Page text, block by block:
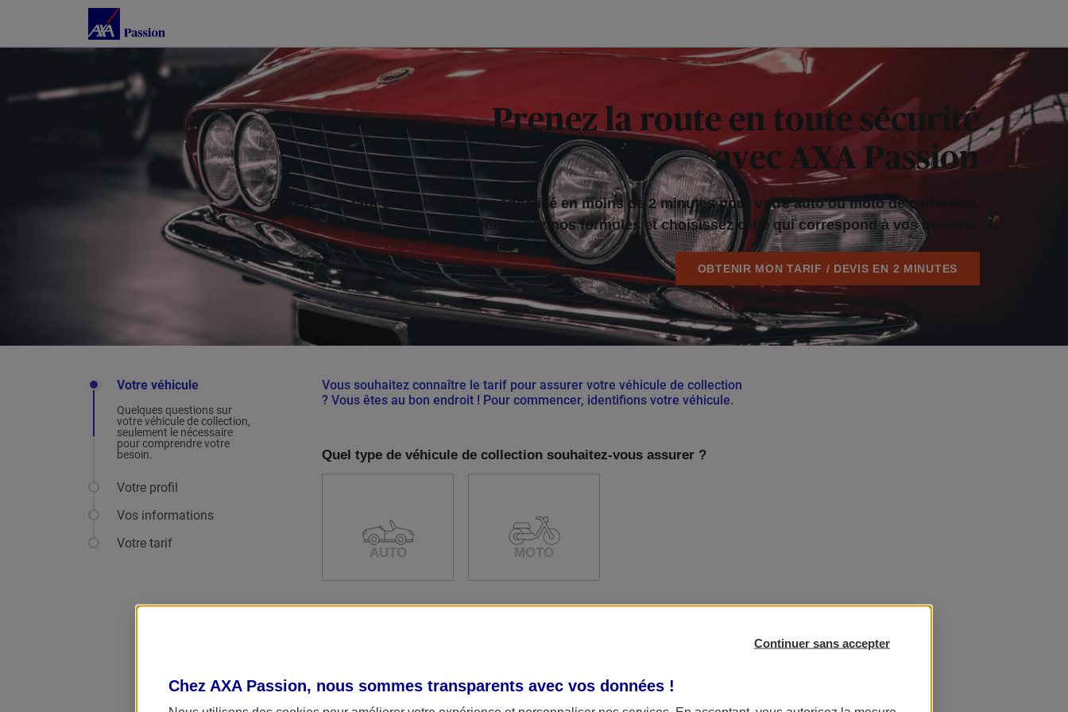
Continuer sans accepter
Chez AXA Passion, nous sommes transparents avec vos données !
Prenez la route en toute sécurité
avec AXA Passion
Obtenez un tarif d'assurance personnalisé en moins de 2 minutes pour votre auto ou moto de collection.
Découvrez nos formules et choisissez celle qui correspond à vos besoins.
OBTENIR MON TARIF / DEVIS EN 2 MINUTES
Votre véhicule
Quelques questions sur
votre véhicule de collection,
seulement le nécessaire
pour comprendre votre
besoin.
Votre profil
Vos informations
Votre tarif
Vous souhaitez connaître le tarif pour assurer votre véhicule de collection
? Vous êtes au bon endroit ! Pour commencer, identifions votre véhicule.
Quel type de véhicule de collection souhaitez-vous assurer ?
AUTO MOTO